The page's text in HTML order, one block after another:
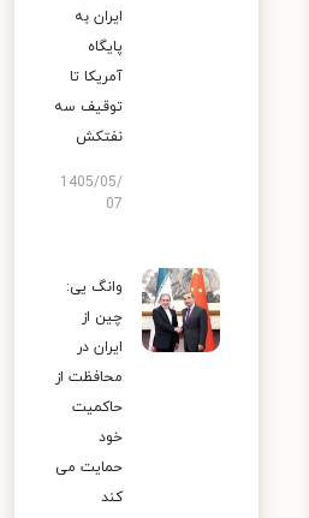
ایران به
پایگاه
آمریکا تا
توقیف سه
نفتکش
1405/05/
07
وانگ یی:
چین از
ایران در
محافظت از
حاکمیت
خود
حمایت می
کند